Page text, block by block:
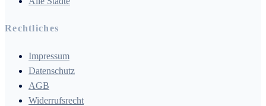
Rechtliches
Impressum
Datenschutz
AGB
Widerrufsrecht